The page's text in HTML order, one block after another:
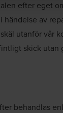
efter eget
händelse av
utanför vår
skick utan
behandlas